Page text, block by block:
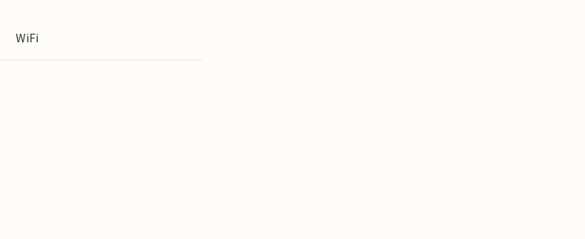
WiFi